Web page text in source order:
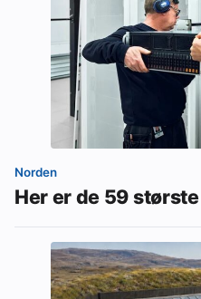
Norden
Her er de 59